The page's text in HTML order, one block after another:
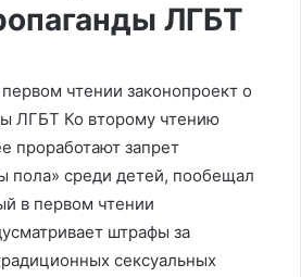
ЛГБТ
чтении законопроект о
ЛГБТ Ко второму чтению
проработают запрет
пола» среди детей, пообещал
в первом чтении
штрафы за
сексуальных